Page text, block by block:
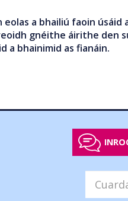
a bhailiú faoin úsáid
gnéithe áirithe den
a bhainimid as fianáin.